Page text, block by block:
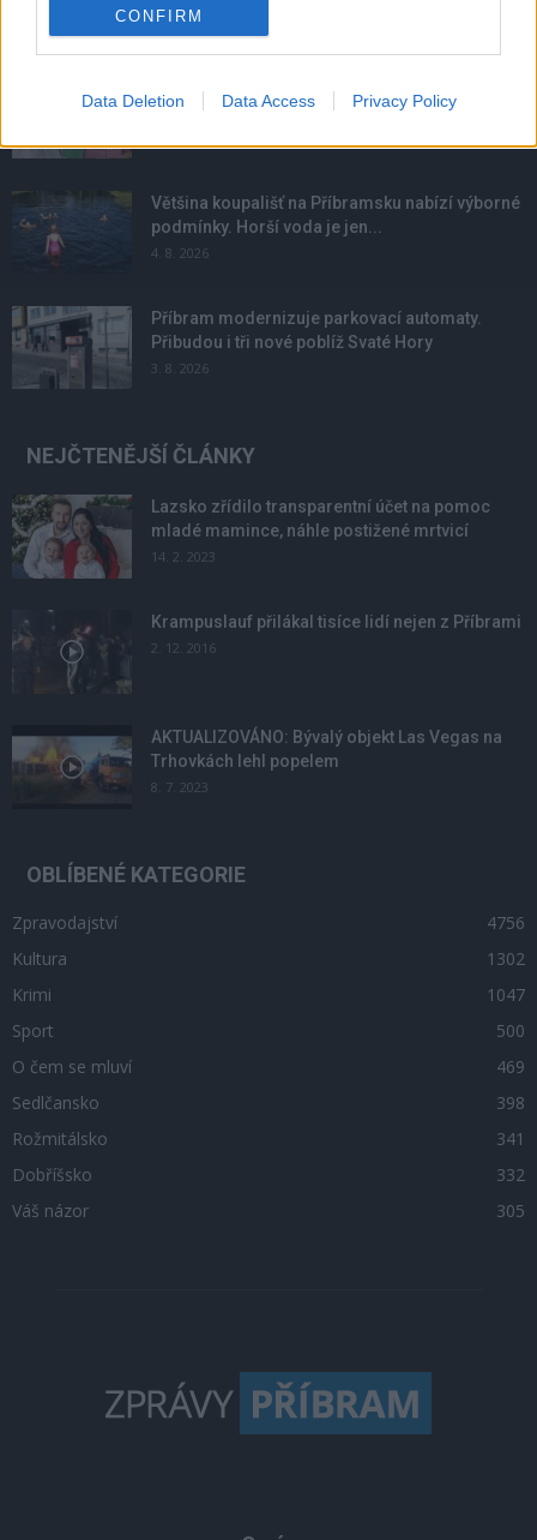
CONFIRM
Data Deletion Data Access Privacy Policy
NOVINKY
Obděnice vzpomínaly na filmovou legendu
6. 8. 2026
Většina koupališť na Příbramsku nabízí výborné
podmínky. Horší voda je jen...
4. 8. 2026
Příbram modernizuje parkovací automaty.
Přibudou i tři nové poblíž Svaté Hory
3. 8. 2026
NEJČTENĚJŠÍ ČLÁNKY
Lazsko zřídilo transparentní účet na pomoc
mladé mamince, náhle postižené mrtvicí
14. 2. 2023
Krampuslauf přilákal tisíce lidí nejen z Příbrami
2. 12. 2016
AKTUALIZOVÁNO: Bývalý objekt Las Vegas na
Trhovkách lehl popelem
8. 7. 2023
OBLÍBENÉ KATEGORIE
Zpravodajství
4756
Kultura
1302
Krimi
1047
Sport
500
O čem se mluví
469
Sedlčansko
398
Rožmitálsko
341
Dobříšsko
332
Váš názor
305